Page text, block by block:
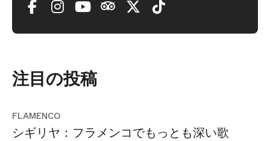
注目の投稿
FLAMENCO
シギリヤ：フラメンコでもっとも深い歌